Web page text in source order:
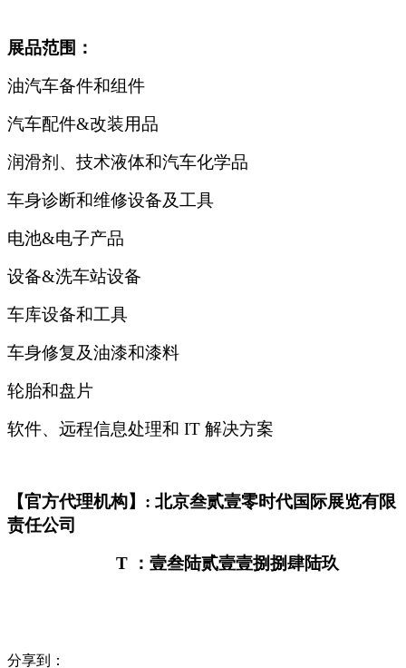
展品范围：
油汽车备件和组件
汽车配件&改装用品
润滑剂、技术液体和汽车化学品
车身诊断和维修设备及工具
电池&电子产品
设备&洗车站设备
车库设备和工具
车身修复及油漆和漆料
轮胎和盘片
软件、远程信息处理和 IT 解决方案
【官方代理机构】: 北京叁贰壹零时代国际展览有限
责任公司
T
：壹叁陆贰壹壹捌捌肆陆玖
分享到：